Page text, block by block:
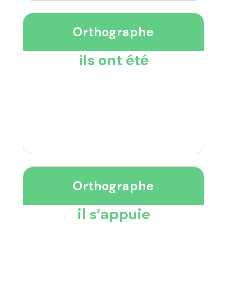
Orthographe
ils ont été
Orthographe
il s’appuie